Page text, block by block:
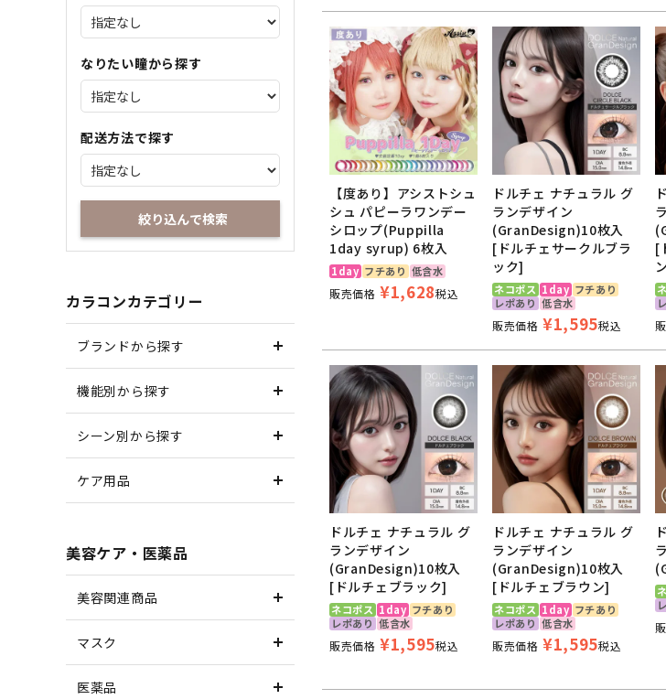
なりたい瞳から探す
配送方法で探す
絞り込んで検索
カラコンカテゴリー
ブランドから探す
機能別から探す
シーン別から探す
ケア用品
美容ケア・医薬品
美容関連商品
マスク
医薬品
【度あり】アシストシュ
シュ パピーラワンデー
シロップ(Puppilla
1day syrup) 6枚入
1day フチあり 低含水
販売価格 ¥1,628税込
ドルチェ ナチュラル グ
ランデザイン
(GranDesign)10枚入
[ドルチェサークルブラ
ック]
ネコポス 1day フチあり
レポあり 低含水
販売価格 ¥1,595税込
[
ドルチェ ナチュラル グ
ランデザイン
(GranDesign)10枚入
[ドルチェブラック]
ネコポス 1day フチあり
レポあり 低含水
販売価格 ¥1,595税込
ドルチェ ナチュラル グ
ランデザイン
(GranDesign)10枚入
[ドルチェブラウン]
ネコポス 1day フチあり
レポあり 低含水
販売価格 ¥1,595税込